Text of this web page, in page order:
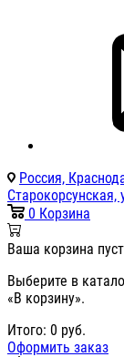
Россия,
0 Корзина
Ваша корзина
Выберите в
«В корзину».
Итого: 0 руб.
Оформить заказ